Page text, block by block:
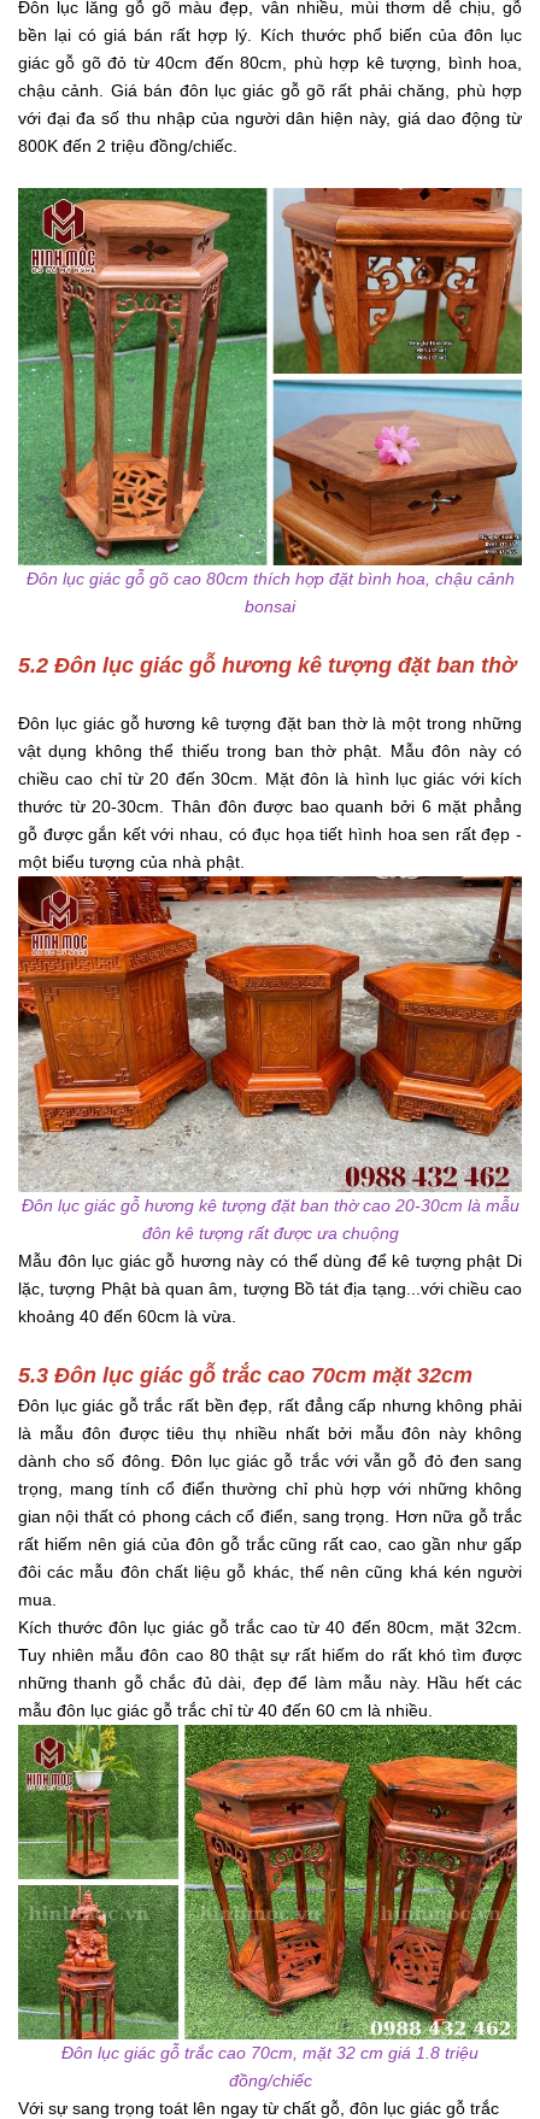
Đôn lục lăng gỗ gõ màu đẹp, vân nhiều, mùi thơm dễ chịu, gỗ
bền lại có giá bán rất hợp lý. Kích thước phổ biến của đôn lục
giác gỗ gõ đỏ từ 40cm đến 80cm, phù hợp kê tượng, bình hoa,
chậu cảnh. Giá bán đôn lục giác gỗ gõ rất phải chăng, phù hợp
với đại đa số thu nhập của người dân hiện này, giá dao động từ
800K đến 2 triệu đồng/chiếc.
Đôn lục giác gỗ gõ cao 80cm thích hợp đặt bình hoa, chậu cảnh
bonsai
5.2 Đôn lục giác gỗ hương kê tượng đặt ban thờ
Đôn lục giác gỗ hương kê tượng đặt ban thờ là một trong những
vật dụng không thể thiếu trong ban thờ phật. Mẫu đôn này có
chiều cao chỉ từ 20 đến 30cm. Mặt đôn là hình lục giác với kích
thước từ 20-30cm. Thân đôn được bao quanh bởi 6 mặt phẳng
gỗ được gắn kết với nhau, có đục họa tiết hình hoa sen rất đẹp -
một biểu tượng của nhà phật.
Đôn lục giác gỗ hương kê tượng đặt ban thờ cao 20-30cm là mẫu
đôn kê tượng rất được ưa chuộng
Mẫu đôn lục giác gỗ hương này có thể dùng để kê tượng phật Di
lặc, tượng Phật bà quan âm, tượng Bồ tát địa tạng...với chiều cao
khoảng 40 đến 60cm là vừa.
5.3 Đôn lục giác gỗ trắc cao 70cm mặt 32cm
Đôn lục giác gỗ trắc rất bền đẹp, rất đẳng cấp nhưng không phải
là mẫu đôn được tiêu thụ nhiều nhất bởi mẫu đôn này không
dành cho số đông. Đôn lục giác gỗ trắc với vẫn gỗ đỏ đen sang
trọng, mang tính cổ điển thường chỉ phù hợp với những không
gian nội thất có phong cách cổ điển, sang trọng. Hơn nữa gỗ trắc
rất hiếm nên giá của đôn gỗ trắc cũng rất cao, cao gần như gấp
đôi các mẫu đôn chất liệu gỗ khác, thế nên cũng khá kén người
mua.
Kích thước đôn lục giác gỗ trắc cao từ 40 đến 80cm, mặt 32cm.
Tuy nhiên mẫu đôn cao 80 thật sự rất hiếm do rất khó tìm được
những thanh gỗ chắc đủ dài, đẹp để làm mẫu này. Hầu hết các
mẫu đôn lục giác gỗ trắc chỉ từ 40 đến 60 cm là nhiều.
Đôn lục giác gỗ trắc cao 70cm, mặt 32 cm giá 1.8 triệu
đồng/chiếc
Với sự sang trọng toát lên ngay từ chất gỗ, đôn lục giác gỗ trắc